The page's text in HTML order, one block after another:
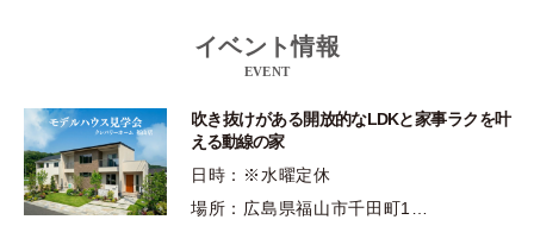
イベント情報
EVENT
吹き抜けがある開放的なLDKと家事ラクを叶
える動線の家
日時：※水曜定休
場所：広島県福山市千田町1…